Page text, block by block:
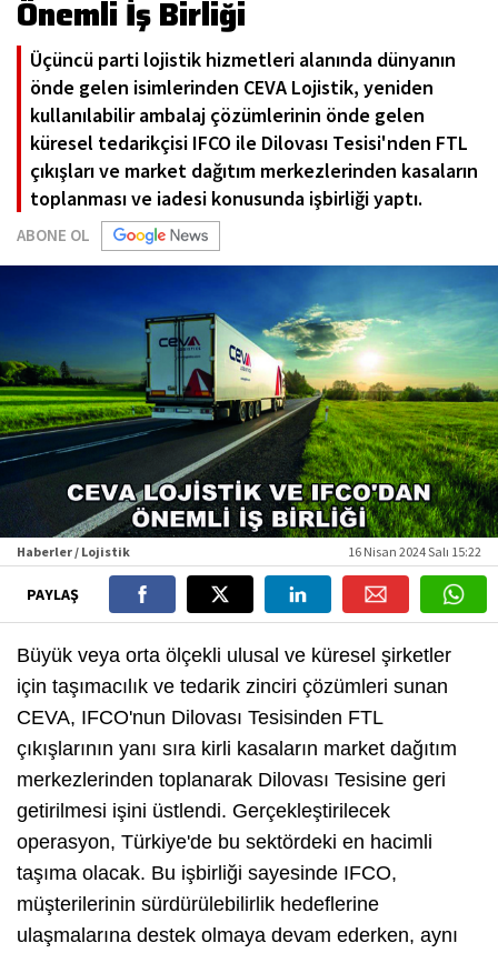
Önemli İş Birliği
Üçüncü parti lojistik hizmetleri alanında dünyanın
önde gelen isimlerinden CEVA Lojistik, yeniden
kullanılabilir ambalaj çözümlerinin önde gelen
küresel tedarikçisi IFCO ile Dilovası Tesisi'nden FTL
çıkışları ve market dağıtım merkezlerinden kasaların
toplanması ve iadesi konusunda işbirliği yaptı.
ABONE OL
Haberler / Lojistik 16 Nisan 2024 Salı 15:22
PAYLAŞ
Büyük veya orta ölçekli ulusal ve küresel şirketler
için taşımacılık ve tedarik zinciri çözümleri sunan
CEVA, IFCO'nun Dilovası Tesisinden FTL
çıkışlarının yanı sıra kirli kasaların market dağıtım
merkezlerinden toplanarak Dilovası Tesisine geri
getirilmesi işini üstlendi. Gerçekleştirilecek
operasyon, Türkiye'de bu sektördeki en hacimli
taşıma olacak. Bu işbirliği sayesinde IFCO,
müşterilerinin sürdürülebilirlik hedeflerine
ulaşmalarına destek olmaya devam ederken, aynı